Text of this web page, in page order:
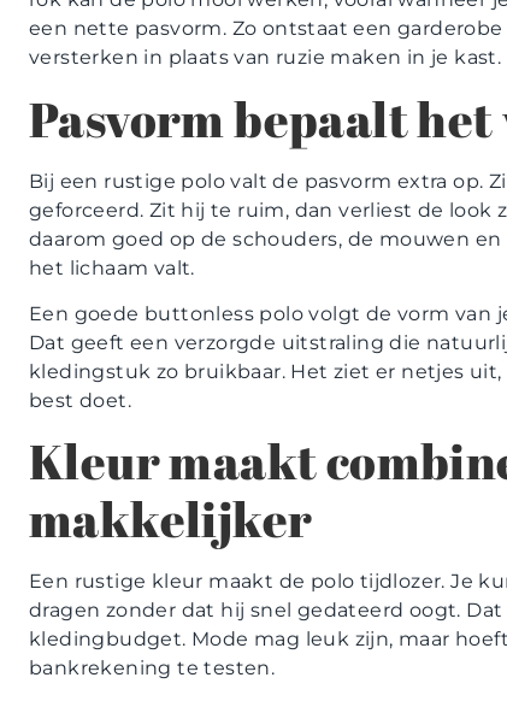
een nette pasvorm. Zo ontstaat een
versterken in plaats van ruzie maken in je kast.
Pasvorm bepaalt
Bij een rustige polo valt de pasvorm extra op.
geforceerd. Zit hij te ruim, dan verliest de look
daarom goed op de schouders, de mouwen
het lichaam valt.
Een goede buttonless polo volgt de vorm van
Dat geeft een verzorgde uitstraling die
kledingstuk zo bruikbaar. Het ziet er netjes
best doet.
Kleur maakt
makkelijker
Een rustige kleur maakt de polo tijdlozer. Je
dragen zonder dat hij snel gedateerd oogt.
kledingbudget. Mode mag leuk zijn, maar
bankrekening te testen.